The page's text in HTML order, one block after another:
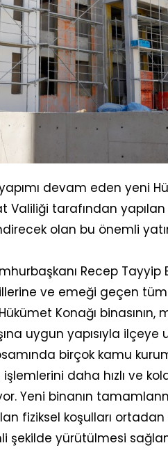
devam eden yeni
Valiliği tarafından
olan bu önemli
Recep
ve emeği geçen
Konağı
uygun yapısıyla ilçeye
birçok kamu
daha hızlı ve
Yeni binanın
fiziksel koşulları
şekilde yürütülmesi